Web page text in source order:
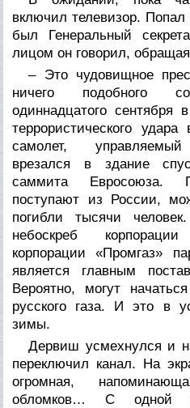
включил телевизор.
был Генеральный
лицом он говорил,
– Это чудовищное
ничего подобного
одиннадцатого
террористического
самолет, управляемый
врезался в здание
саммита Евросоюза.
поступают из России,
погибли тысячи
небоскреб
корпорации «Промгаз»
является главным
Вероятно, могут
русского газа. И это в
зимы.
Дервиш усмехнулся и
переключил канал. На
огромная,
обломков… С